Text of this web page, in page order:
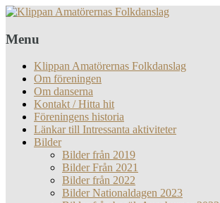
Menu
Klippan Amatörernas Folkdanslag
Om föreningen
Om danserna
Kontakt / Hitta hit
Föreningens historia
Länkar till Intressanta aktiviteter
Bilder
Bilder från 2019
Bilder Från 2021
Bilder från 2022
Bilder Nationaldagen 2023